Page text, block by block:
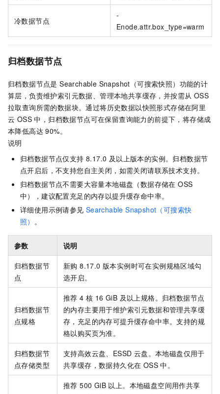
冷数据节点
-
Enode.attr.box_type=warm
归档数据节点
归档数据节点是 Searchable Snapshot（可搜索快照）功能的计
算层，负责维护索引元数据、管理本地共享缓存，并按需从 OSS
拉取查询所需的数据块。通过将历史数据以快照形式存储在阿里
云 OSS 中，归档数据节点可在保留查询能力的前提下，将存储成
本降低高达 90%。
说明
归档数据节点仅支持 8.17.0 及以上版本的实例。归档数据节
点开启后，不支持您自主关闭，如需关闭请联系技术支持。
归档数据节点不需要大容量本地磁盘（数据存储在 OSS
中），建议配置充足的内存以提升缓存命中率。
详细使用示例请参见 Searchable Snapshot（可搜索快
照） 。
参数 说明
归档数据节
点
新购 8.17.0 版本实例时可在实例规格区域勾
选开启。
归档数据节
点规格
推荐 4 核 16 GiB 及以上规格。归档数据节点
的内存主要用于维护索引元数据和管理共享缓
存，充足的内存可提升缓存命中率。支持的规
格以购买页为准。
归档数据节
点存储类型
支持高效云盘、ESSD 云盘。本地磁盘仅用于
共享缓存，数据持久化在 OSS 中。
推荐 500 GiB 以上。本地磁盘空间用作共享